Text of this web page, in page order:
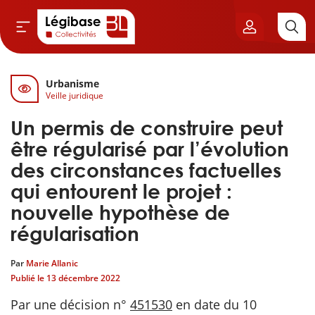
& Cimetières
& Élu local
& Finances locales
publique
Urbanisme
Veille juridique
Un permis de construire peut
être régularisé par l’évolution
des circonstances factuelles
qui entourent le projet :
nouvelle hypothèse de
régularisation
Par Marie Allanic
Publié le 13 décembre 2022
Par une décision n° 451530 en date du 10